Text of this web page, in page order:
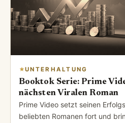
UNTERHALTUNG
Booktok Serie: Prime
nächsten Viralen Roman
Prime Video setzt seinen
beliebten Romanen fort und